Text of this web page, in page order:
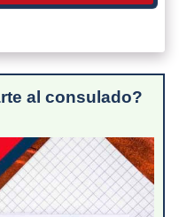
al consulado?